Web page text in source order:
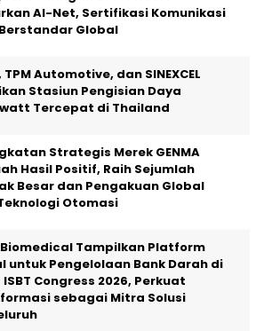
AI-Net, Sertifikasi Komunikasi
Global
TPM Automotive, dan SINEXCEL
Stasiun Pengisian Daya
Tercepat di Thailand
Strategis Merek GENMA
Hasil Positif, Raih Sejumlah
Besar dan Pengakuan Global
Otomasi
Tampilkan Platform
untuk Pengelolaan Bank Darah di
Congress 2026, Perkuat
sebagai Mitra Solusi